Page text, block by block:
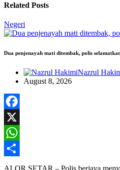
Related Posts
Negeri
Dua penjenayah mati ditembak, polis
Nazrul
August 8, 2026
Facebook
X
WhatsApp
Share
ALOR SETAR – Polis berjaya